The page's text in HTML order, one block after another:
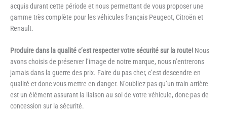
acquis durant cette période et nous permettant de vous proposer une
gamme très complète pour les véhicules français Peugeot, Citroën et
Renault.
Produire dans la qualité c’est respecter votre sécurité sur la route! Nous
avons choisis de préserver l’image de notre marque, nous n’entrerons
jamais dans la guerre des prix. Faire du pas cher, c’est descendre en
qualité et donc vous mettre en danger. N’oubliez pas qu’un train arrière
est un élément assurant la liaison au sol de votre véhicule, donc pas de
concession sur la sécurité.